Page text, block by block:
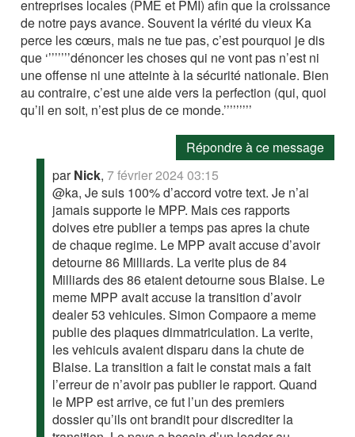
entreprises locales (PME et PMI) afin que la croissance
de notre pays avance. Souvent la vérité du vieux Ka
perce les cœurs, mais ne tue pas, c’est pourquoi je dis
que ‘’’’’’’’dénoncer les choses qui ne vont pas n’est ni
une offense ni une atteinte à la sécurité nationale. Bien
au contraire, c’est une aide vers la perfection (qui, quoi
qu’il en soit, n’est plus de ce monde.’’’’’’’’’
Répondre à ce message
parNick,7 février 2024 03:15
@ka, Je suis 100% d’accord votre text. Je n’ai
jamais supporte le MPP. Mais ces rapports
doives etre publier a temps pas apres la chute
de chaque regime. Le MPP avait accuse d’avoir
detourne 86 Milliards. La verite plus de 84
Milliards des 86 etaient detourne sous Blaise. Le
meme MPP avait accuse la transition d’avoir
dealer 53 vehicules. Simon Compaore a meme
publie des plaques dimmatriculation. La verite,
les vehiculs avaient disparu dans la chute de
Blaise. La transition a fait le constat mais a fait
l’erreur de n’avoir pas publier le rapport. Quand
le MPP est arrive, ce fut l’un des premiers
dossier qu’ils ont brandit pour discrediter la